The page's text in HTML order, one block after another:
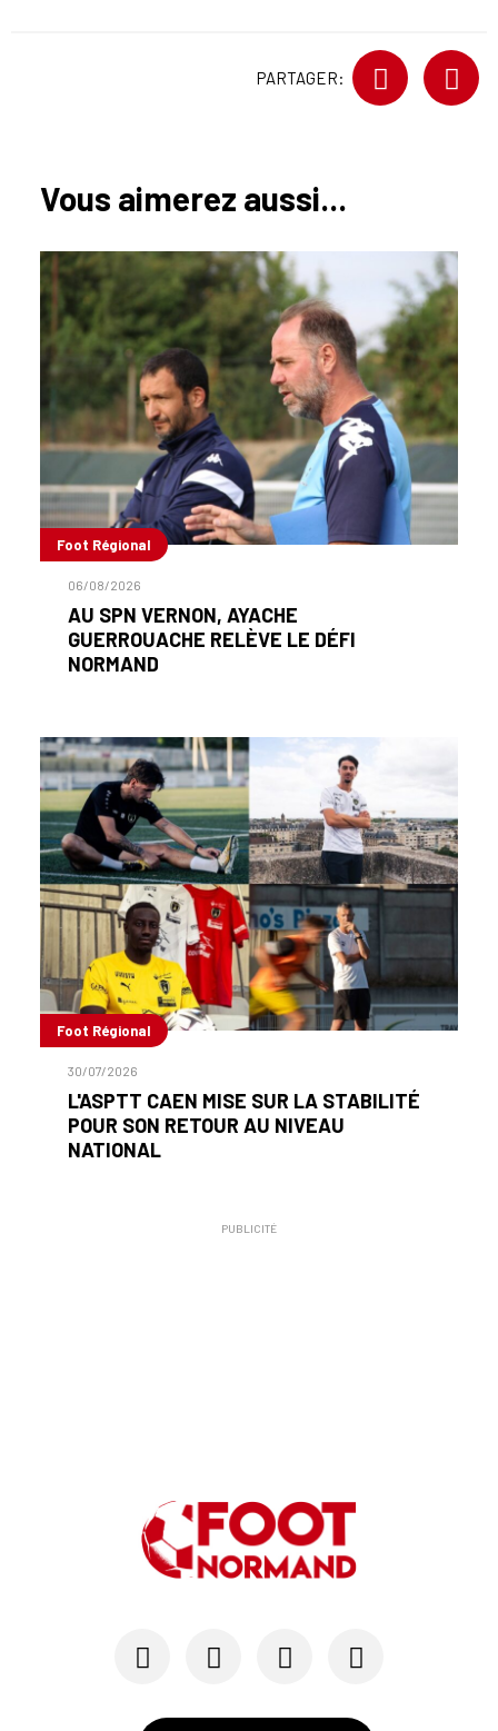
PARTAGER:
Vous aimerez aussi...
Foot Régional
06/08/2026
AU SPN VERNON, AYACHE
GUERROUACHE RELÈVE LE DÉFI
NORMAND
Foot Régional
30/07/2026
L'ASPTT CAEN MISE SUR LA STABILITÉ
POUR SON RETOUR AU NIVEAU
NATIONAL
PUBLICITÉ